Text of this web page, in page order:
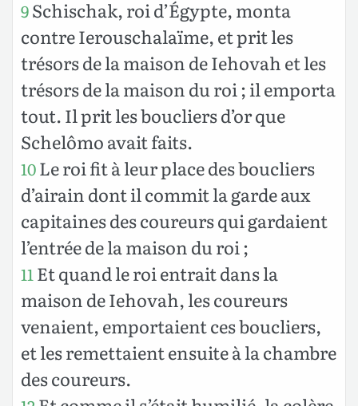
9Schischak, roi d’Égypte, monta
contre Ierouschalaïme, et prit les
trésors de la maison de Iehovah et les
trésors de la maison du roi ; il emporta
tout. Il prit les boucliers d’or que
Schelômo avait faits.
10Le roi fit à leur place des boucliers
d’airain dont il commit la garde aux
capitaines des coureurs qui gardaient
l’entrée de la maison du roi ;
11 Et quand le roi entrait dans la
maison de Iehovah, les coureurs
venaient, emportaient ces boucliers,
et les remettaient ensuite à la chambre
des coureurs.